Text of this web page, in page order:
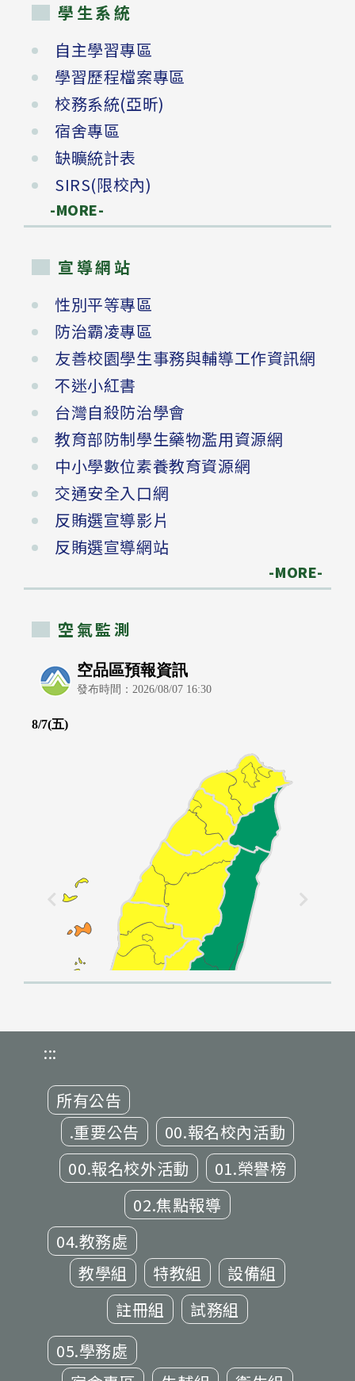
學生系統
自主學習專區
學習歷程檔案專區
校務系統(亞昕)
宿舍專區
缺曠統計表
SIRS(限校內)
-MORE-
宣導網站
性別平等專區
防治霸凌專區
友善校園學生事務與輔導工作資訊網
不迷小紅書
台灣自殺防治學會
教育部防制學生藥物濫用資源網
中小學數位素養教育資源網
交通安全入口網
反賄選宣導影片
反賄選宣導網站
-MORE-
空氣監測
:::
所有公告
.重要公告
00.報名校內活動
00.報名校外活動
01.榮譽榜
02.焦點報導
04.教務處
教學組
特教組
設備組
註冊組
試務組
05.學務處